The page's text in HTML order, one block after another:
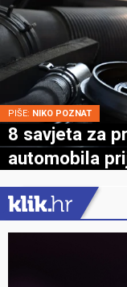
PIŠE: NIKO POZNAT
8 savjeta za
automobila